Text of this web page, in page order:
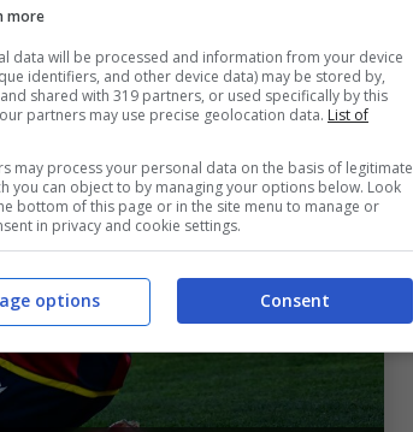
more
data will be processed and information from your device
identifiers, and other device data) may be stored by,
shared with 319 partners, or used specifically by this
partners may use precise geolocation data. List of
may process your personal data on the basis of legitimate
you can object to by managing your options below. Look
bottom of this page or in the site menu to manage or
in privacy and cookie settings.
Consent
options